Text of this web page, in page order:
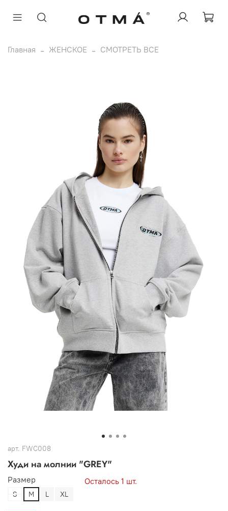
О БРЕНДЕ
Главная ЖЕНСКОЕ СМОТРЕТЬ ВСЕ
арт. FWC008
Худи на молнии "GREY"
Размер
S M L XL
Осталось 1 шт.